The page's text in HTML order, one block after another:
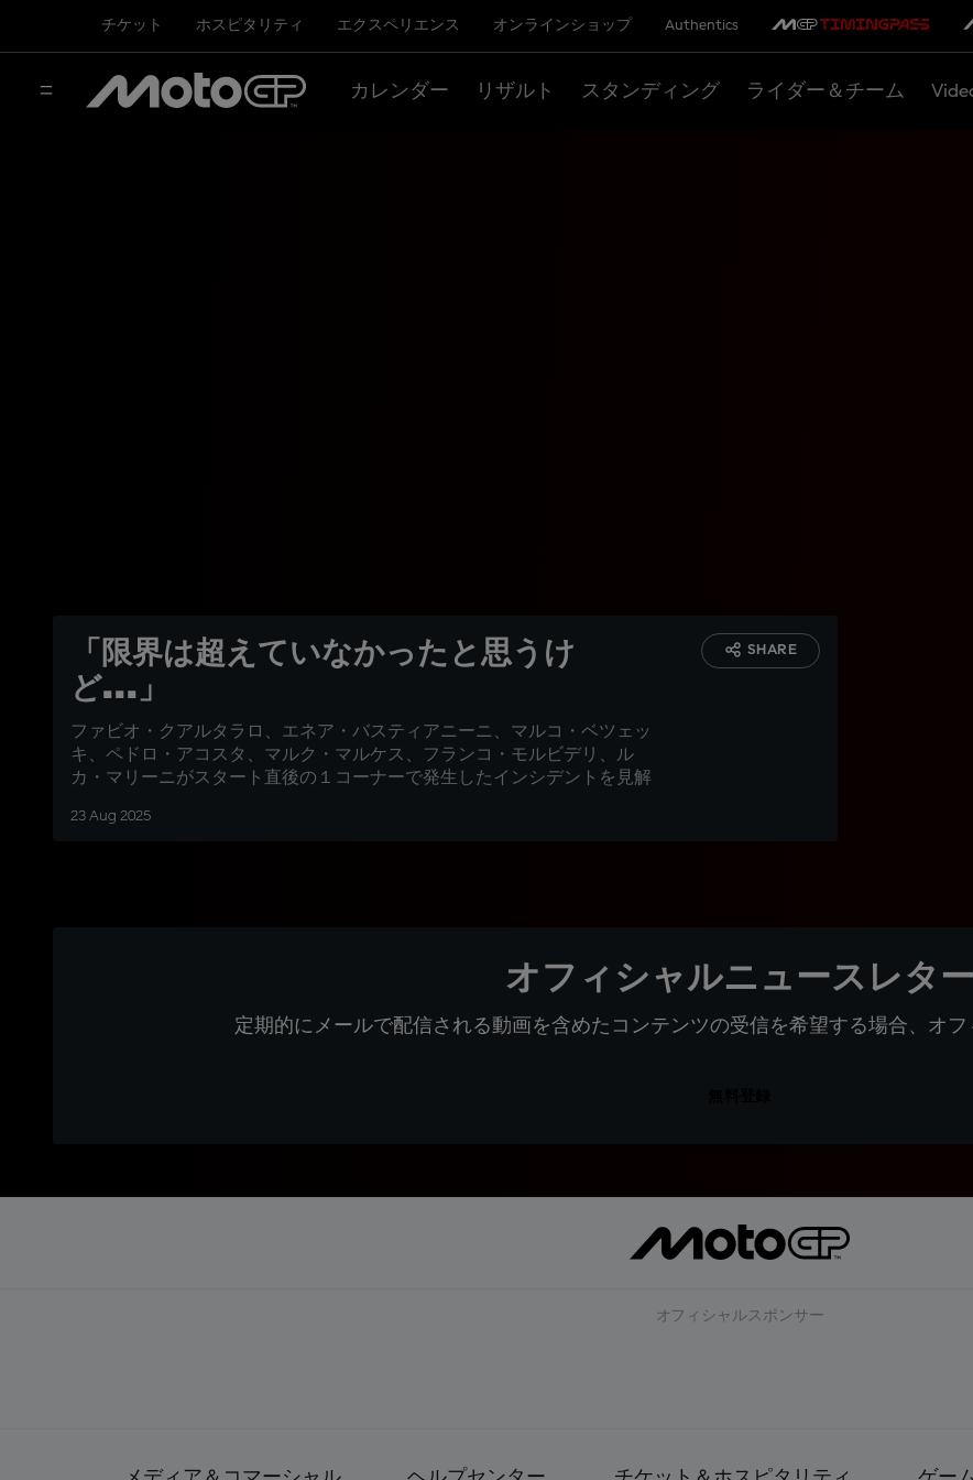
チケット ホスピタリティ エクスペリエンス オンラインショップ Authentics
カレンダー リザルト スタンディング ライダー＆チーム
「限界は超えていなかったと思うけ
ど...」
ファビオ・クアルタラロ、エネア・バスティアニーニ、マルコ・ベツェッ
キ、ペドロ・アコスタ、マルク・マルケス、フランコ・モルビデリ、ル
カ・マリーニがスタート直後の１コーナーで発生したインシデントを見解
23 Aug 2025
SHARE
オフィシャルニュースレター
定期的にメールで配信される動画を含めたコンテンツの受信を希望する場合、オ
オフィシャルスポンサー